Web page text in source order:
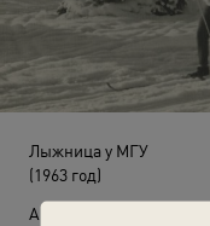
Лыжница у МГУ
(1963 год)
Автор: